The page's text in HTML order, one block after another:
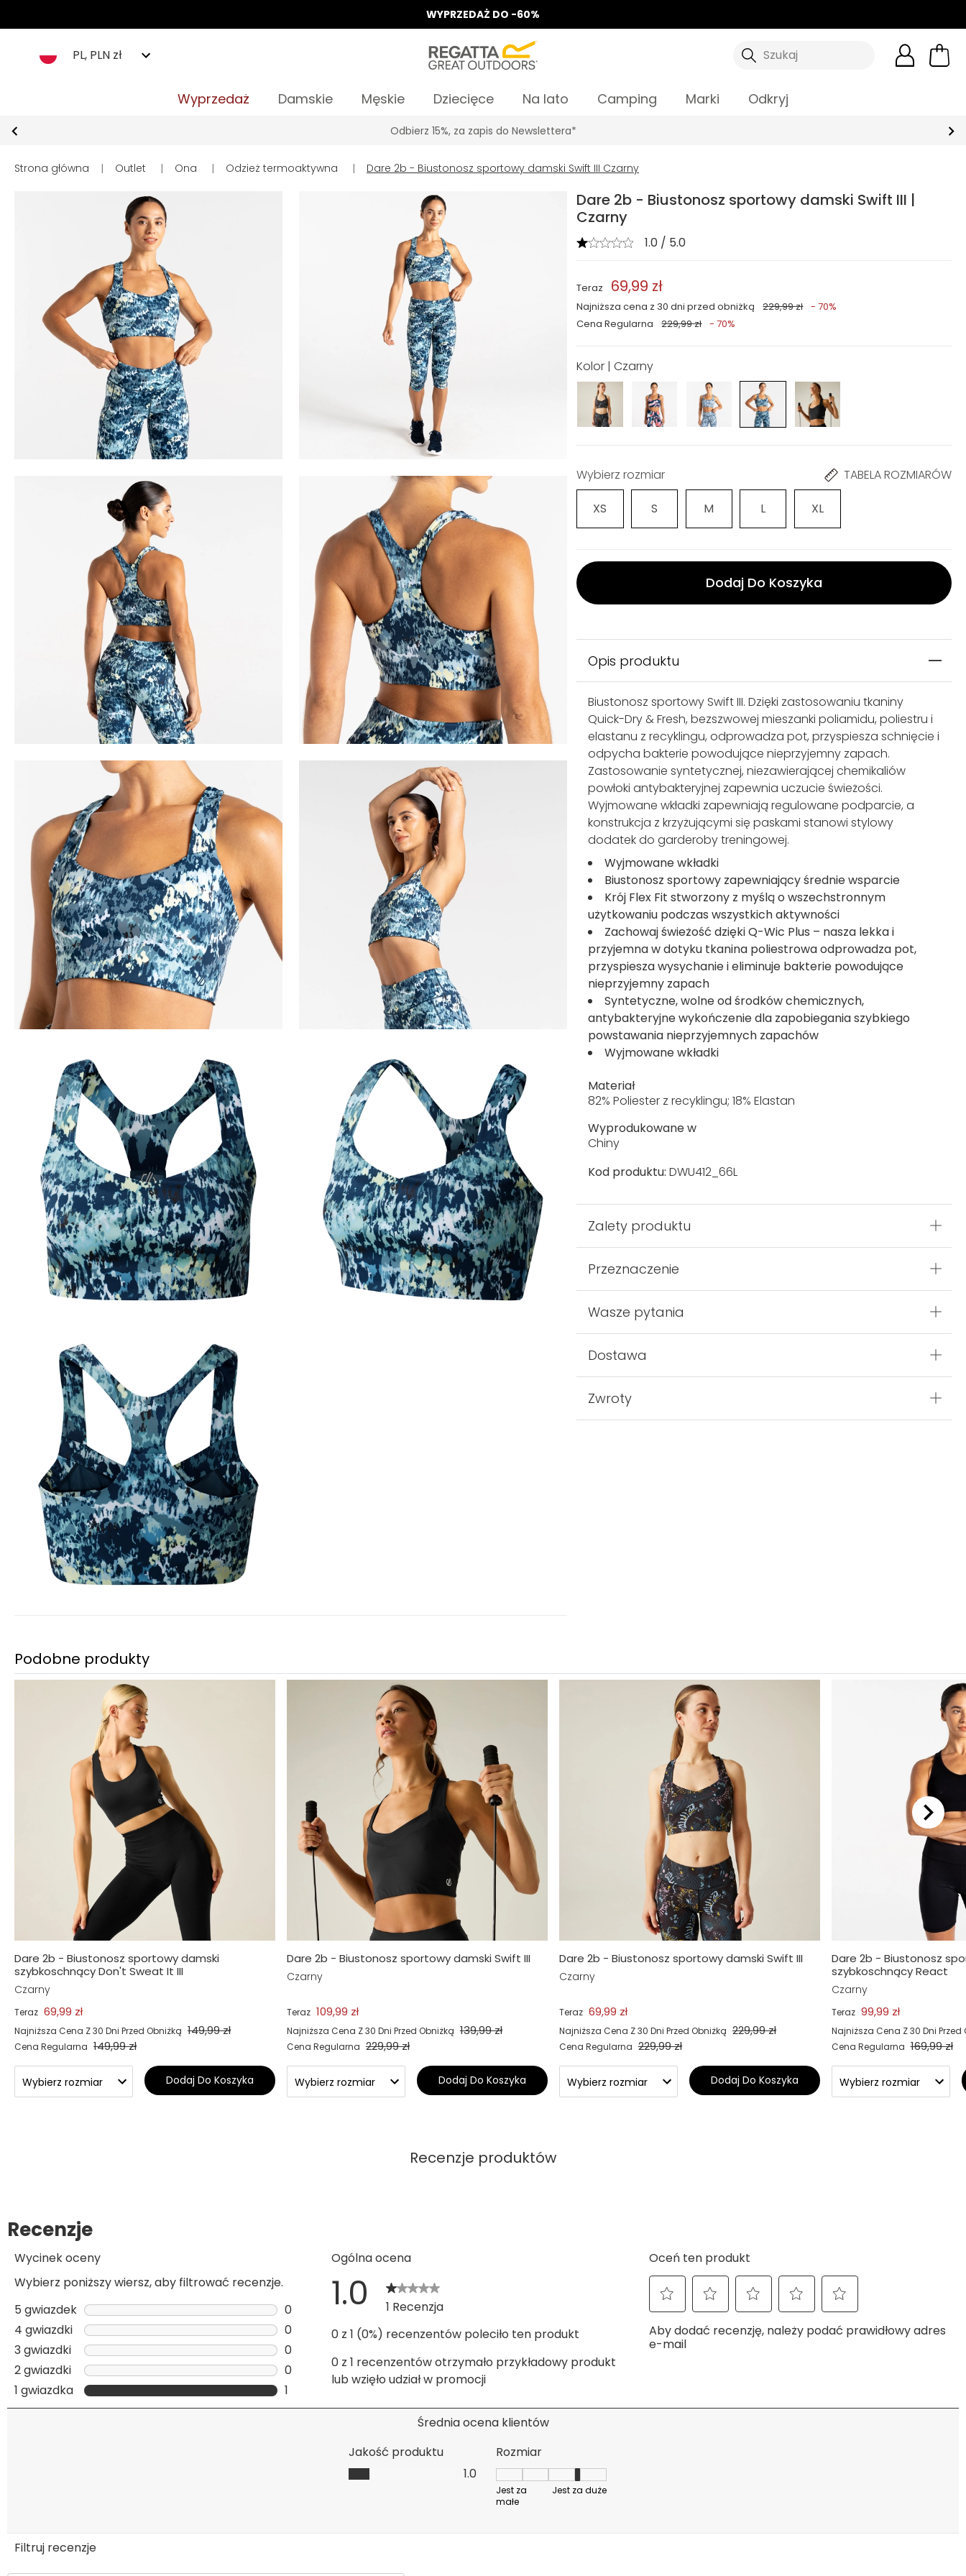
WYPRZEDAŻ DO -60%
PL, PLN zł Szukaj
Wyprzedaż Damskie Męskie Dziecięce Na lato Camping Marki Odkryj
Odbierz 15%, za zapis do Newslettera*
Strona główna | Outlet | Ona | Odzież termoaktywna | Dare 2b - Biustonosz sportowy damski Swift III Czarny
Dare 2b - Biustonosz sportowy damski Swift III |
Czarny
1.0 / 5.0
Cena Regularna 229,99 zł - 70%
Najniższa cena z 30 dni przed obniżką 229,99 zł - 70%
Teraz 69,99 zł
Kolor | Czarny
Wybierz rozmiar TABELA ROZMIARÓW
XS S M L XL
Dodaj Do Koszyka
Opis produktu
Biustonosz sportowy Swift III. Dzięki zastosowaniu tkaniny
Quick-Dry & Fresh, bezszwowej mieszanki poliamidu, poliestru i
elastanu z recyklingu, odprowadza pot, przyspiesza schnięcie i
odpycha bakterie powodujące nieprzyjemny zapach.
Zastosowanie syntetycznej, niezawierającej chemikaliów
powłoki antybakteryjnej zapewnia uczucie świeżości.
Wyjmowane wkładki zapewniają regulowane podparcie, a
konstrukcja z krzyżującymi się paskami stanowi stylowy
dodatek do garderoby treningowej.
Wyjmowane wkładki
Biustonosz sportowy zapewniający średnie wsparcie
Krój Flex Fit stworzony z myślą o wszechstronnym
użytkowaniu podczas wszystkich aktywności
Zachowaj świeżość dzięki Q-Wic Plus – nasza lekka i
przyjemna w dotyku tkanina poliestrowa odprowadza pot,
przyspiesza wysychanie i eliminuje bakterie powodujące
nieprzyjemny zapach
Syntetyczne, wolne od środków chemicznych,
antybakteryjne wykończenie dla zapobiegania szybkiego
powstawania nieprzyjemnych zapachów
Wyjmowane wkładki
Materiał
82% Poliester z recyklingu; 18% Elastan
Wyprodukowane w
Chiny
Kod produktu: DWU412_66L
Zalety produktu
Przeznaczenie
Wasze pytania
Dostawa
Zwroty
Podobne produkty
Dare 2b - Biustonosz sportowy damski
szybkoschnący Don't Sweat It III
Czarny
Teraz 69,99 zł
Najniższa Cena Z 30 Dni Przed Obniżką 149,99 zł
Cena Regularna 149,99 zł
Dodaj Do Koszyka
Dare 2b - Biustonosz sportowy damski Swift III
Czarny
Teraz 109,99 zł
Najniższa Cena Z 30 Dni Przed Obniżką 139,99 zł
Cena Regularna 229,99 zł
Dodaj Do Koszyka
Dare 2b - Biustonosz sportowy damski Swift III
Czarny
Teraz 69,99 zł
Najniższa Cena Z 30 Dni Przed Obniżką 229,99 zł
Cena Regularna 229,99 zł
Dodaj Do Koszyka
Dare 2b - Biustonosz
szybkoschnący React
Czarny
Teraz 99,99 zł
Najniższa Cena Z 30 Dni Przed
Cena Regularna 169,99 zł
Recenzje produktów